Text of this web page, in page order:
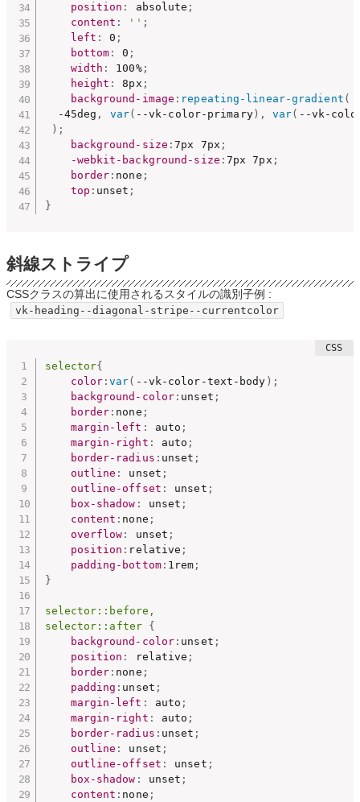
position : absolute ;
content : '' ;
left : 0 ;
bottom : 0 ;
width : 100%;
height : 8px ;
background-image : repeating-linear-gradient (
  -45deg
, var( --vk-color-primary) , var( --vk-
) ;
background-size :7px 7px ;
-webkit-background-size : 7px 7px ;
border : none ;
top : unset ;
}
斜線ストライプ
CSSクラスの算出に使用されるスタイルの識別子例 :
vk-heading--diagonal-stripe--currentcolor
selector{
color :var( --vk-color-text-body ) ;
background-color : unset ;
border : none ;
margin-left : auto ;
margin-right : auto ;
border-radius : unset ;
outline : unset ;
outline-offset : unset ;
box-shadow : unset ;
content : none ;
overflow : unset ;
position : relative ;
padding-bottom: 1rem ;
}
selector::before,
selector::after {
background-color : unset ;
position : relative ;
border : none ;
padding : unset ;
margin-left : auto ;
margin-right : auto ;
border-radius : unset ;
outline : unset ;
outline-offset : unset ;
box-shadow : unset ;
content : none ;